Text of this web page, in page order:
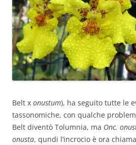
Belt x onustum), ha seguito tutte le
tassonomiche, con qualche
Belt diventò Tolumnia, ma Onc.
onusta, qundi l’incrocio è ora